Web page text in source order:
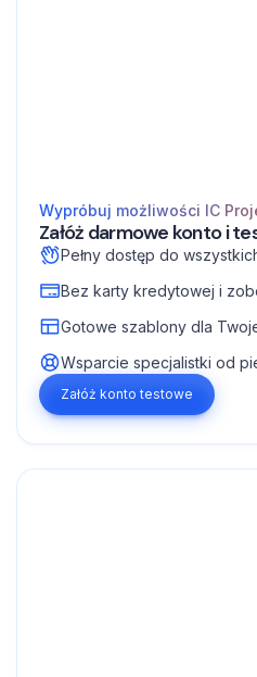
Wypróbuj możliwości IC
Załóż darmowe konto i
Pełny dostęp do
Bez karty kredytowej i
Gotowe szablony dla
Wsparcie specjalistki od
Załóż konto testowe